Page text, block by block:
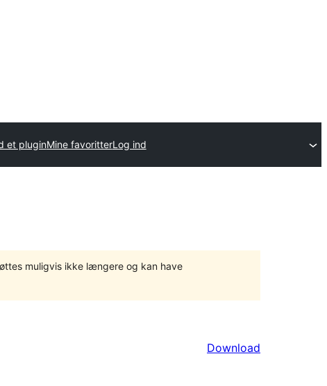
et pluginMine favoritterLog ind
muligvis ikke længere og kan have
Download